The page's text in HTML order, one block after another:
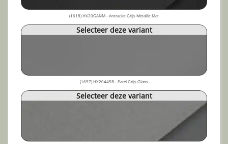
(1618) HX20GANM - Antraciet Grijs Metallic Mat
Selecteer deze variant
(1657) HX20445B - Parel Grijs Glans
Selecteer deze variant